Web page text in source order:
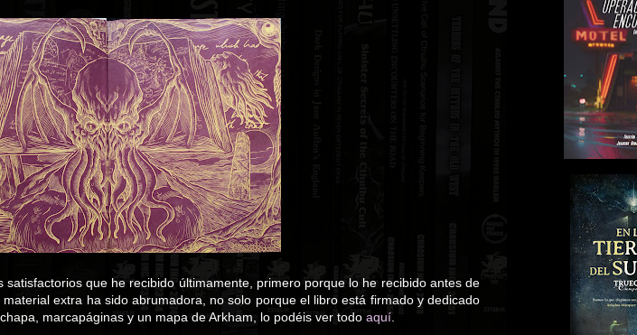
que he recibido últimamente, primero porque lo he recibido antes de
extra ha sido abrumadora, no solo porque el libro está firmado y dedicado
marcapáginas y un mapa de Arkham, lo podéis ver todo aquí